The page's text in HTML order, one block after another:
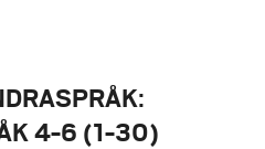
4-6 (1-30)